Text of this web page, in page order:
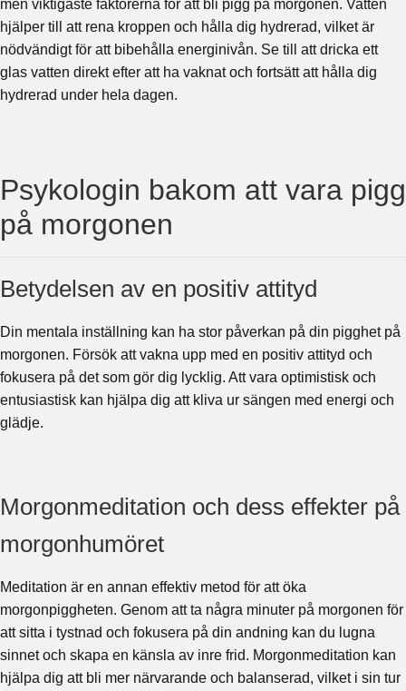
men viktigaste faktorerna för att bli pigg på morgonen. Vatten
hjälper till att rena kroppen och hålla dig hydrerad, vilket är
nödvändigt för att bibehålla energinivån. Se till att dricka ett
glas vatten direkt efter att ha vaknat och fortsätt att hålla dig
hydrerad under hela dagen.
Psykologin bakom att vara pigg
på morgonen
Betydelsen av en positiv attityd
Din mentala inställning kan ha stor påverkan på din pigghet på
morgonen. Försök att vakna upp med en positiv attityd och
fokusera på det som gör dig lycklig. Att vara optimistisk och
entusiastisk kan hjälpa dig att kliva ur sängen med energi och
glädje.
Morgonmeditation och dess effekter på
morgonhumöret
Meditation är en annan effektiv metod för att öka
morgonpiggheten. Genom att ta några minuter på morgonen för
att sitta i tystnad och fokusera på din andning kan du lugna
sinnet och skapa en känsla av inre frid. Morgonmeditation kan
hjälpa dig att bli mer närvarande och balanserad, vilket i sin tur